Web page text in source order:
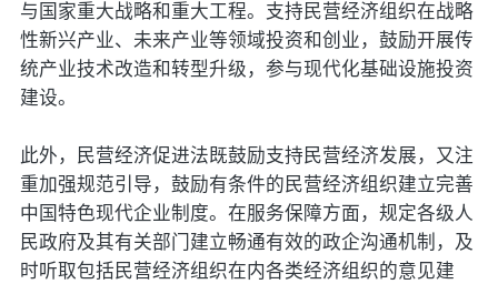
与国家重大战略和重大工程。支持民营经济组织在战略
性新兴产业、未来产业等领域投资和创业，鼓励开展传
统产业技术改造和转型升级，参与现代化基础设施投资
建设。
此外，民营经济促进法既鼓励支持民营经济发展，又注
重加强规范引导，鼓励有条件的民营经济组织建立完善
中国特色现代企业制度。在服务保障方面，规定各级人
民政府及其有关部门建立畅通有效的政企沟通机制，及
时听取包括民营经济组织在内各类经济组织的意见建